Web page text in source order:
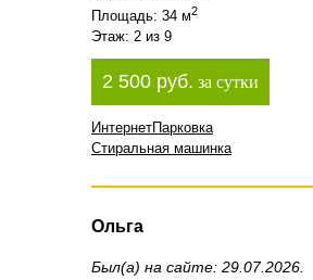
Площадь: 34 м2
Этаж: 2 из 9
2 500 руб. за сутки
ИнтернетПарковка
Стиральная машинка
Ольга
Был(а) на сайте: 29.07.2026.